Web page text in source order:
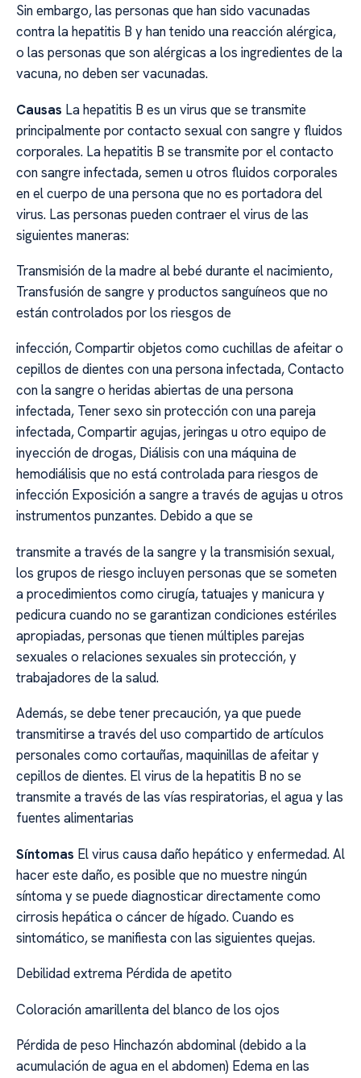
Sin embargo, las personas que han sido vacunadas
contra la hepatitis B y han tenido una reacción alérgica,
o las personas que son alérgicas a los ingredientes de la
vacuna, no deben ser vacunadas.
Causas La hepatitis B es un virus que se transmite
principalmente por contacto sexual con sangre y fluidos
corporales. La hepatitis B se transmite por el contacto
con sangre infectada, semen u otros fluidos corporales
en el cuerpo de una persona que no es portadora del
virus. Las personas pueden contraer el virus de las
siguientes maneras:
Transmisión de la madre al bebé durante el nacimiento,
Transfusión de sangre y productos sanguíneos que no
están controlados por los riesgos de
infección, Compartir objetos como cuchillas de afeitar o
cepillos de dientes con una persona infectada, Contacto
con la sangre o heridas abiertas de una persona
infectada, Tener sexo sin protección con una pareja
infectada, Compartir agujas, jeringas u otro equipo de
inyección de drogas, Diálisis con una máquina de
hemodiálisis que no está controlada para riesgos de
infección Exposición a sangre a través de agujas u otros
instrumentos punzantes. Debido a que se
transmite a través de la sangre y la transmisión sexual,
los grupos de riesgo incluyen personas que se someten
a procedimientos como cirugía, tatuajes y manicura y
pedicura cuando no se garantizan condiciones estériles
apropiadas, personas que tienen múltiples parejas
sexuales o relaciones sexuales sin protección, y
trabajadores de la salud.
Además, se debe tener precaución, ya que puede
transmitirse a través del uso compartido de artículos
personales como cortauñas, maquinillas de afeitar y
cepillos de dientes. El virus de la hepatitis B no se
transmite a través de las vías respiratorias, el agua y las
fuentes alimentarias
Síntomas El virus causa daño hepático y enfermedad. Al
hacer este daño, es posible que no muestre ningún
síntoma y se puede diagnosticar directamente como
cirrosis hepática o cáncer de hígado. Cuando es
sintomático, se manifiesta con las siguientes quejas.
Debilidad extrema Pérdida de apetito
Coloración amarillenta del blanco de los ojos
Pérdida de peso Hinchazón abdominal (debido a la
acumulación de agua en el abdomen) Edema en las